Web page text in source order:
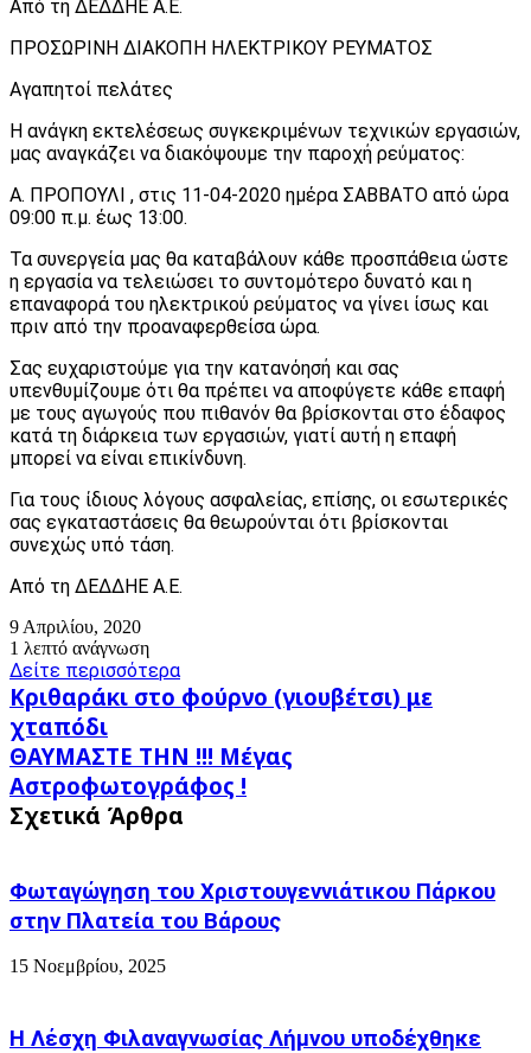
Από τη ΔΕΔΔΗΕ Α.Ε.
ΠΡΟΣΩΡΙΝΗ ΔΙΑΚΟΠΗ ΗΛΕΚΤΡΙΚΟΥ ΡΕΥΜΑΤΟΣ
Αγαπητοί πελάτες
Η ανάγκη εκτελέσεως συγκεκριμένων τεχνικών εργασιών,
μας αναγκάζει να διακόψουμε την παροχή ρεύματος:
Α. ΠΡΟΠΟΥΛΙ , στις 11-04-2020 ημέρα ΣΑΒΒΑΤΟ από ώρα
09:00 π.μ. έως 13:00.
Τα συνεργεία μας θα καταβάλουν κάθε προσπάθεια ώστε
η εργασία να τελειώσει το συντομότερο δυνατό και η
επαναφορά του ηλεκτρικού ρεύματος να γίνει ίσως και
πριν από την προαναφερθείσα ώρα.
Σας ευχαριστούμε για την κατανόησή και σας
υπενθυμίζουμε ότι θα πρέπει να αποφύγετε κάθε επαφή
με τους αγωγούς που πιθανόν θα βρίσκονται στο έδαφος
κατά τη διάρκεια των εργασιών, γιατί αυτή η επαφή
μπορεί να είναι επικίνδυνη.
Για τους ίδιους λόγους ασφαλείας, επίσης, οι εσωτερικές
σας εγκαταστάσεις θα θεωρούνται ότι βρίσκονται
συνεχώς υπό τάση.
Από τη ΔΕΔΔΗΕ Α.Ε.
9 Απριλίου, 2020
1 λεπτό ανάγνωση
Δείτε περισσότερα
Κριθαράκι
στο
φούρνο
(γιουβέτσι)
με
χταπόδι
Κριθαράκι στο φούρνο (γιουβέτσι) με
χταπόδι
ΘΑΥΜΑΣΤΕ
ΤΗΝ
!!!
Μέγας
ΘΑΥΜΑΣΤΕ ΤΗΝ !!! Μέγας
Αστροφωτογράφος !
Σχετικά Άρθρα
Φωταγώγηση του Χριστουγεννιάτικου Πάρκου
στην Πλατεία του Βάρους
15 Νοεμβρίου, 2025
Η Λέσχη Φιλαναγνωσίας Λήμνου υποδέχθηκε